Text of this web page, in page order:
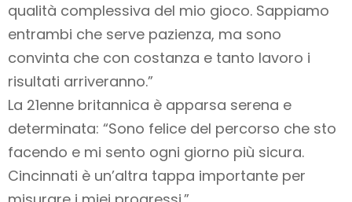
qualità complessiva del mio gioco. Sappiamo
entrambi che serve pazienza, ma sono
convinta che con costanza e tanto lavoro i
risultati arriveranno.”
La 21enne britannica è apparsa serena e
determinata: “Sono felice del percorso che sto
facendo e mi sento ogni giorno più sicura.
Cincinnati è un’altra tappa importante per